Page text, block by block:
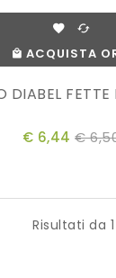
ACQUISTA
DIABEL
€ 6,44 €
Risultati da